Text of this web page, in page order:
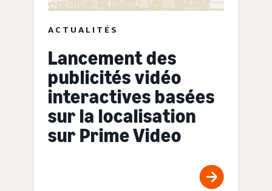
ACTUALITÉS
Lancement des
publicités vidéo
interactives basées
sur la localisation
sur Prime Video